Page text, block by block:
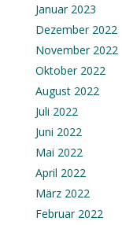
Januar 2023
Dezember 2022
November 2022
Oktober 2022
August 2022
Juli 2022
Juni 2022
Mai 2022
April 2022
März 2022
Februar 2022